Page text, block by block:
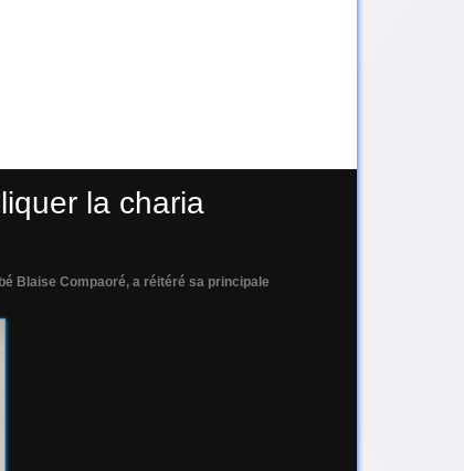
la charia
Blaise Compaoré, a réitéré sa principale